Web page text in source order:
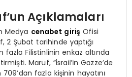
Açıklamaları
Medya cenabet giriş Ofisi
2 Şubat tarihinde yaptığı
fazla Filistinlinin enkaz altında
Maruf, “İsrail’in Gazze’de
709’dan fazla kişinin hayatını